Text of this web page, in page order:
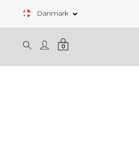
Danmark
0